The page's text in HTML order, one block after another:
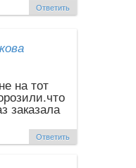
Ответить
на тот
заказала
Ответить